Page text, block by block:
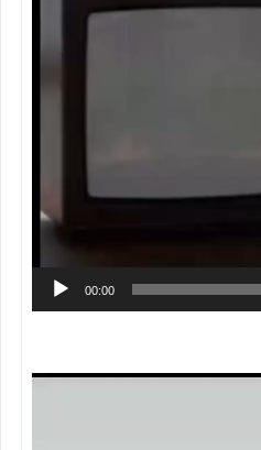
00:00